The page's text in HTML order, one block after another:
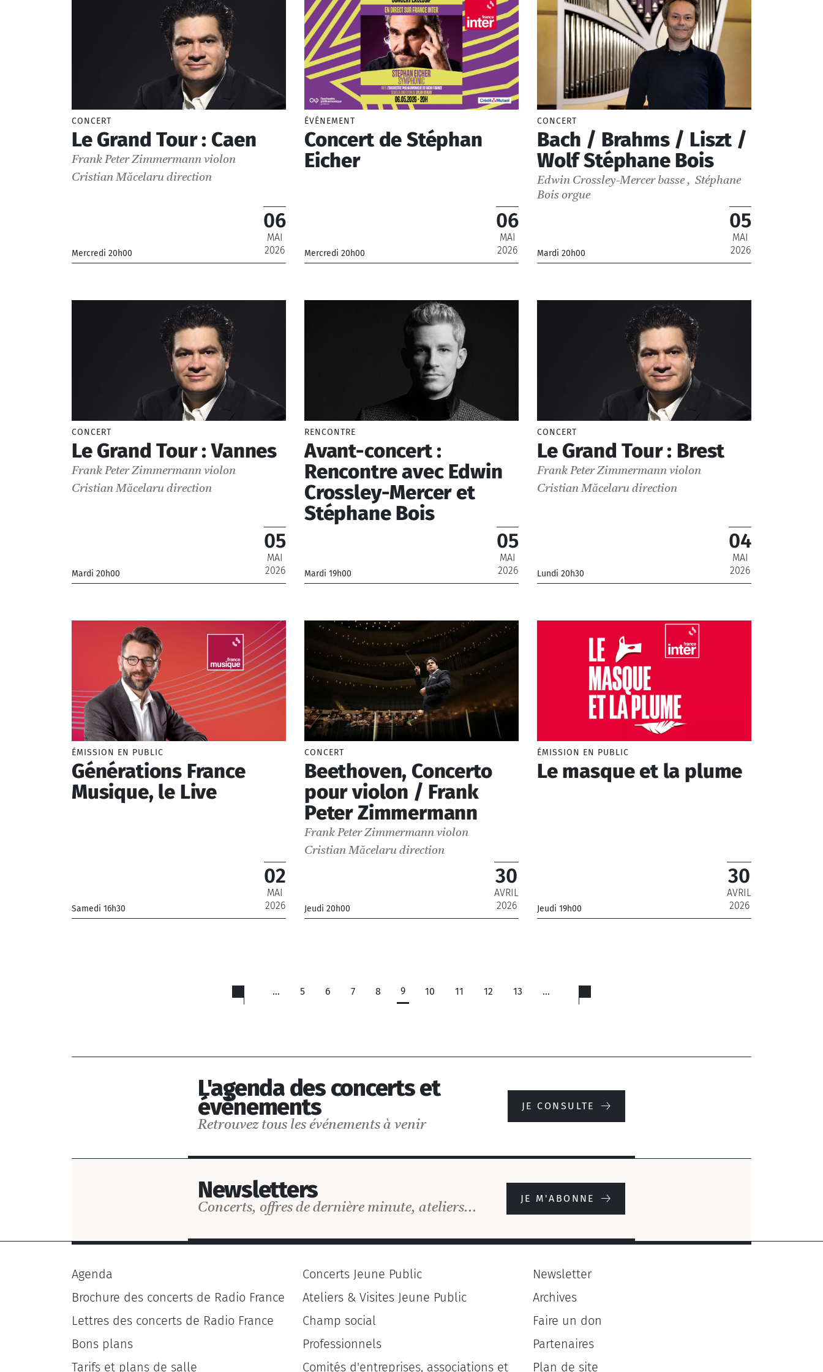
champ social
Répétitions générales pour le
champ social
Ateliers radio pour le champ social
CONCERT
Le Grand Tour : Caen
Frank Peter Zimmermann violon
Cristian Măcelaru direction
Mercredi 20h00
06
MAI
2026
ÉVÉNEMENT
Concert de Stéphan
Eicher
Mercredi 20h00
06
MAI
2026
CONCERT
Bach / Brahms / Liszt /
Wolf Stéphane Bois
Edwin Crossley-Mercer basse , Stéphane
Bois orgue
Mardi 20h00
05
MAI
2026
CONCERT
Le Grand Tour : Vannes
Frank Peter Zimmermann violon
Cristian Măcelaru direction
Mardi 20h00
05
MAI
2026
RENCONTRE
Avant-concert :
Rencontre avec Edwin
Crossley-Mercer et
Stéphane Bois
Mardi 19h00
05
MAI
2026
CONCERT
Le Grand Tour : Brest
Frank Peter Zimmermann violon
Cristian Măcelaru direction
Lundi 20h30
04
MAI
2026
ÉMISSION EN PUBLIC
Générations France
Musique, le Live
Samedi 16h30
02
MAI
2026
CONCERT
Beethoven, Concerto
pour violon / Frank
Peter Zimmermann
Frank Peter Zimmermann violon
Cristian Măcelaru direction
Jeudi 20h00
30
AVRIL
2026
ÉMISSION EN PUBLIC
Le masque et la plume
Jeudi 19h00
30
AVRIL
2026
… 5 6 7 8 9 10 11 12 13 …
L'agenda des concerts et
événements
Retrouvez tous les événements à venir
JE CONSULTE
Newsletters
Concerts, offres de dernière minute, ateliers...
JE M'ABONNE
Agenda
Brochure des concerts de Radio France
Lettres des concerts de Radio France
Bons plans
Tarifs et plans de salle
Concerts Jeune Public
Ateliers & Visites Jeune Public
Champ social
Professionnels
Comités d'entreprises, associations et
Newsletter
Archives
Faire un don
Partenaires
Plan de site